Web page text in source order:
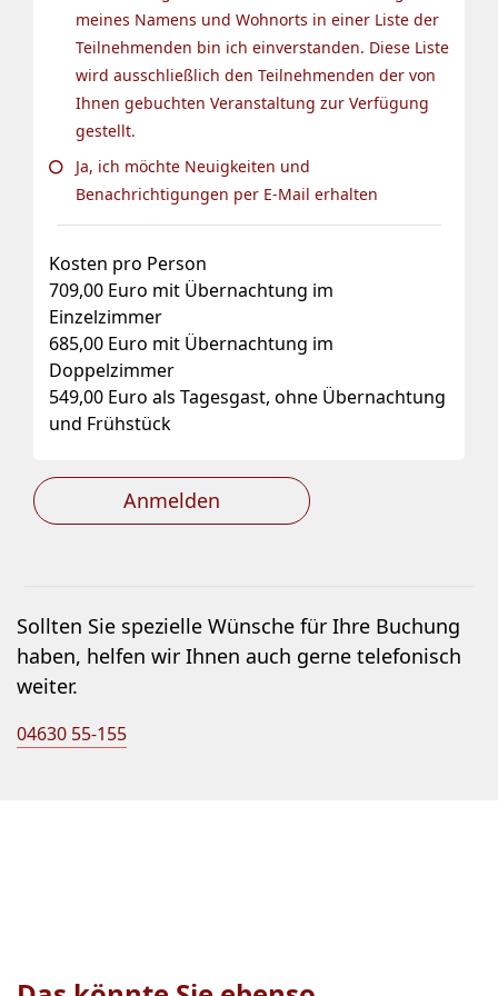
meines Namens und Wohnorts in einer Liste der
Teilnehmenden bin ich einverstanden. Diese Liste
wird ausschließlich den Teilnehmenden der von
Ihnen gebuchten Veranstaltung zur Verfügung
gestellt.
Ja, ich möchte Neuigkeiten und
Benachrichtigungen per E-Mail erhalten
Kosten pro Person
709,00 Euro mit Übernachtung im
Einzelzimmer
685,00 Euro mit Übernachtung im
Doppelzimmer
549,00 Euro als Tagesgast, ohne Übernachtung
und Frühstück
Anmelden
Sollten Sie spezielle Wünsche für Ihre Buchung
haben, helfen wir Ihnen auch gerne telefonisch
weiter.
04630 55-155